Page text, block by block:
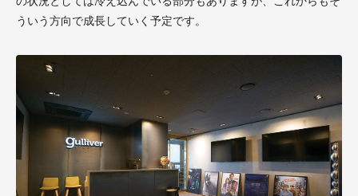
ういう方向で成長していく予定です。